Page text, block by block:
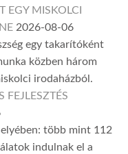
EGY MISKOLCI
2026-08-06
egy takarítóként
közben három
irodaházból.
több mint 112
indulnak el a